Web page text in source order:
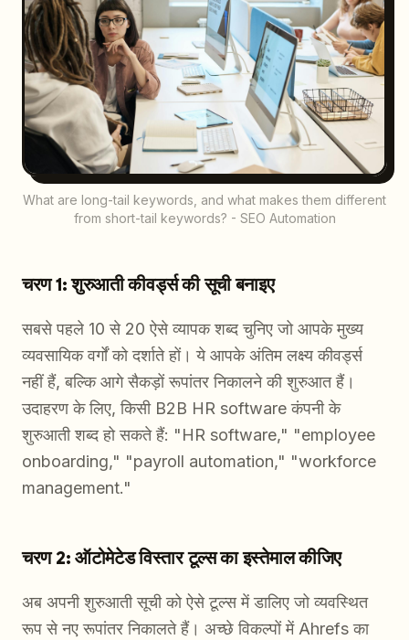
What are long-tail keywords, and what makes them different
from short-tail keywords? - SEO Automation
चरण 1: शुरुआती कीवर्ड्स की सूची बनाइए
सबसे पहले 10 से 20 ऐसे व्यापक शब्द चुनिए जो आपके मुख्य
व्यवसायिक वर्गों को दर्शाते हों। ये आपके अंतिम लक्ष्य कीवर्ड्स
नहीं हैं, बल्कि आगे सैकड़ों रूपांतर निकालने की शुरुआत हैं।
उदाहरण के लिए, किसी B2B HR software कंपनी के
शुरुआती शब्द हो सकते हैं: "HR software," "employee
onboarding," "payroll automation," "workforce
management."
चरण 2: ऑटोमेटेड विस्तार टूल्स का इस्तेमाल कीजिए
अब अपनी शुरुआती सूची को ऐसे टूल्स में डालिए जो व्यवस्थित
रूप से नए रूपांतर निकालते हैं। अच्छे विकल्पों में Ahrefs का